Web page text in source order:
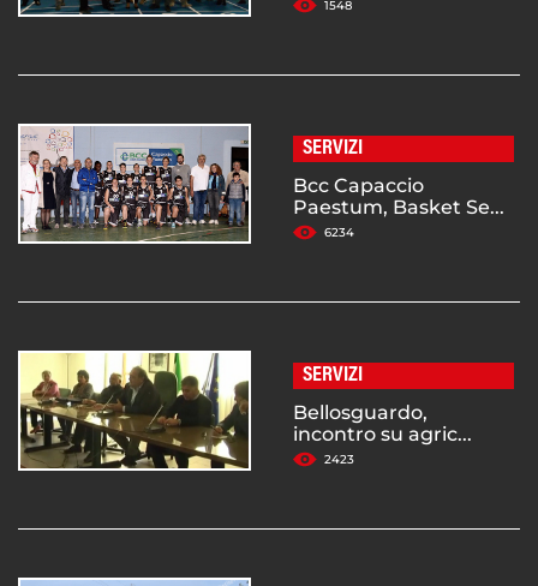
1548
SERVIZI
Bcc Capaccio
Paestum, Basket Se...
6234
SERVIZI
Bellosguardo,
incontro su agric...
2423